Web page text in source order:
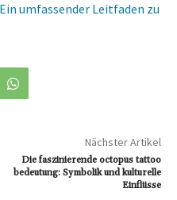
umfassender Leitfaden zu
Nächster Artikel
Die faszinierende octopus tattoo
bedeutung: Symbolik und kulturelle
Einflüsse